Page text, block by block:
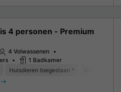
4 personen - Premium
4 Volwassenen
1 Badkamer
Huisdieren toegestaan *